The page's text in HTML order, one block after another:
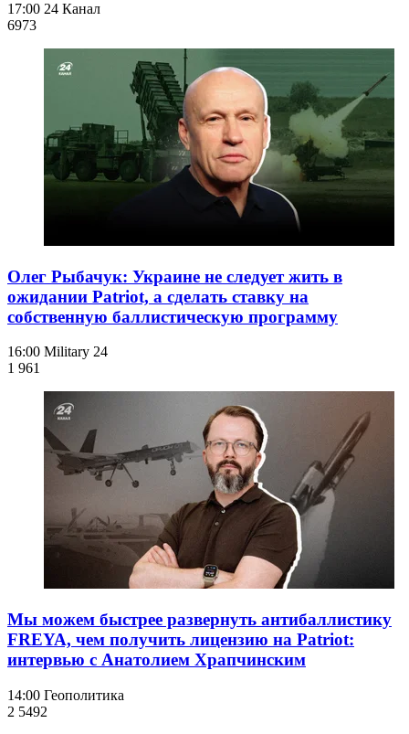
17:00 24 Канал
6973
Олег Рыбачук: Украине не следует жить в
ожидании Patriot, а сделать ставку на
собственную баллистическую программу
16:00 Military 24
1 961
Мы можем быстрее развернуть антибаллистику
FREYA, чем получить лицензию на Patriot:
интервью с Анатолием Храпчинским
14:00 Геополитика
2 5492